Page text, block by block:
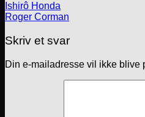
Ishirô Honda
Roger Corman
Skriv et svar
Din e-mailadresse vil ikke blive